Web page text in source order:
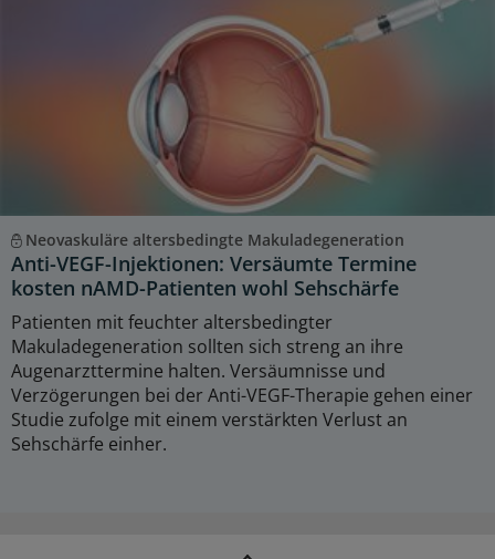
Neovaskuläre altersbedingte Makuladegeneration
Anti-VEGF-Injektionen: Versäumte Termine
kosten nAMD-Patienten wohl Sehschärfe
Patienten mit feuchter altersbedingter
Makuladegeneration sollten sich streng an ihre
Augenarzttermine halten. Versäumnisse und
Verzögerungen bei der Anti-VEGF-Therapie gehen einer
Studie zufolge mit einem verstärkten Verlust an
Sehschärfe einher.